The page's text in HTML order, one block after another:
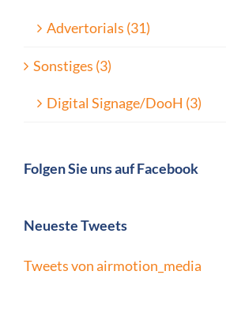
Advertorials (31)
Sonstiges (3)
Digital Signage/DooH (3)
Folgen Sie uns auf Facebook
Neueste Tweets
Tweets von airmotion_media